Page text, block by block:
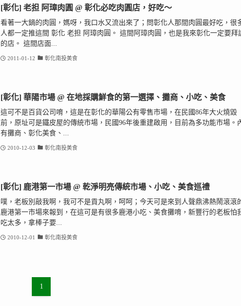
[彰化] 老担 阿璋肉圓 @ 彰化必吃肉圓店，好吃～
看著一大鍋的肉圓，媽呀，我口水又流出來了；問彰化人那間肉圓最好吃，很
人都一定推這間 彰化 老担 阿璋肉圓。 這間阿璋肉圓，也是我來彰化一定要拜
的店。 這間店面...
2011-01-12 彰化南投美食
[彰化] 華陽市場 @ 在地採購鮮食的第一選擇、攤商、小吃、美食
這可不是百貨公司唷，這是在彰化的華陽公有零售市場，在民國86年大火燒毀
前，原址可是鐵皮屋的傳統市場，民國96年後重建啟用，目前為多功能市場。
有攤商、彰化美食、...
2010-12-03 彰化南投美食
[彰化] 鹿港第一市場 @ 乾淨明亮傳統市場、小吃、美食巡禮
噗，老板別敲我啊，我可不是貢丸啊，呵呵；今天可是來到人聲鼎沸熱鬧滾滾
鹿港第一市場來報到，在這可是有很多鹿港小吃、美食攤唷，新豐行的老板怕
吃太多，拿棒子要...
2010-12-01 彰化南投美食
1